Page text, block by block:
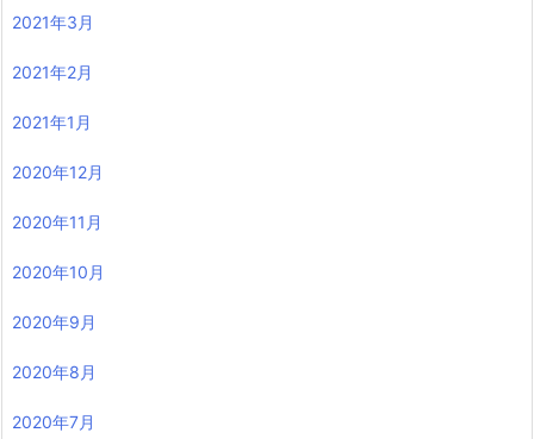
2021年3月
2021年2月
2021年1月
2020年12月
2020年11月
2020年10月
2020年9月
2020年8月
2020年7月